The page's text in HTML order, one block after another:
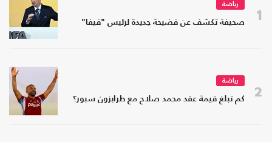
1
رياضة
صحيفة تكشف عن فضيحة جديدة لرئيس "فيفا"
2
رياضة
كم تبلغ قيمة عقد محمد صلاح مع طرابزون سبور؟